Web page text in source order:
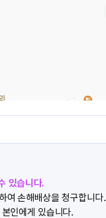
있습니다.
여 손해배상을 청구합니다.
인에게 있습니다.